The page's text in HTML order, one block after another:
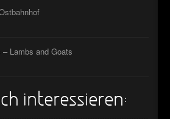
– Lambs and Goats
interessieren: